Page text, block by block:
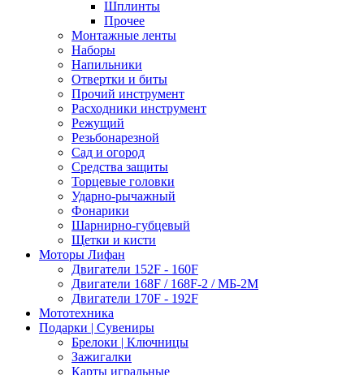
Шплинты
Прочее
Монтажные ленты
Наборы
Напильники
Отвертки и биты
Прочий инструмент
Расходники инструмент
Режущий
Резьбонарезной
Сад и огород
Средства защиты
Торцевые головки
Ударно-рычажный
Фонарики
Шарнирно-губцевый
Щетки и кисти
Моторы Лифан
Двигатели 152F - 160F
Двигатели 168F / 168F-2 / МБ-2М
Двигатели 170F - 192F
Мототехника
Подарки | Сувениры
Брелоки | Ключницы
Зажигалки
Карты игральные